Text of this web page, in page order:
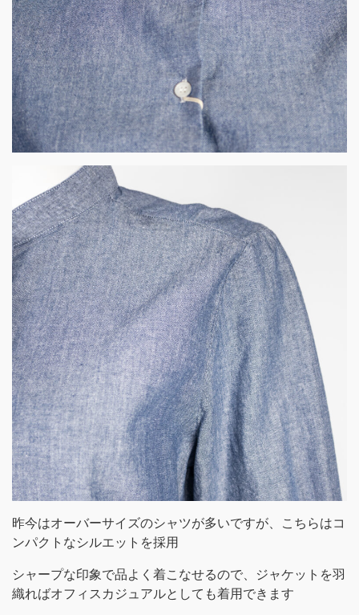
昨今はオーバーサイズのシャツが多いですが、こちらはコ
ンパクトなシルエットを採用
シャープな印象で品よく着こなせるので、ジャケットを羽
織ればオフィスカジュアルとしても着用できます